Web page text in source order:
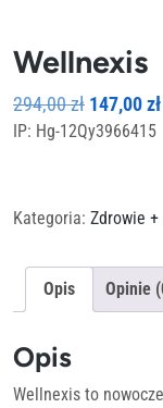
Wellnexis
294,00zł Pierwotna
cena
147,00zł
IP: Hg-12Qy3966415
Kategoria: Zdrowie +
Opis Opinie
Opis
Wellnexis to